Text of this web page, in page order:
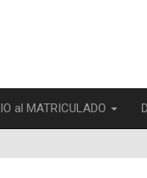
al MATRICULADO